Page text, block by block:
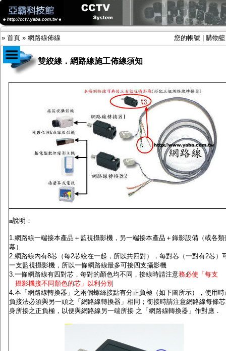
» 首頁 » 網路線佈線 您的帳號 購物籃
商品目錄
IP網路攝影機及錄放影機
AHD DVR數位錄放影機
AHD半球型(適用屋內)
AHD中小型紅外線攝影機(適用騎樓、室內外)
AHD防護罩型攝影機(適用屋外，紅外線照射
距離遠）
AHD特殊功能型攝影機
旋轉型攝影機.旋轉台
傳統高解析攝影機
多路攝影機單軸傳輸
網路設備
視訊轉換設備
雙絞線傳輸器
雜訊改善器
分配放大器
網路線用水晶頭
網路線
懶人線.同軸線.花線
集線盒.防水盒.配線盒
雙絞線．網路線施工佈線須知
n說明：
1.網路線一端接本產品＋監視攝影機，另一端接本產品＋錄影設備（或各類
幕）
2.網路線內有8芯（每2芯絞在一起，所以共四對），每對芯（一對有2芯）
一支監視攝影機，所以一條網路線最多可接四支攝影機
3.一條網路線有四對芯，每對的顏色均不同，接線時請注意務必使「每支
攝影機接不同顏色的芯」以利分別
4.本「網路線轉換器」之兩個螺絲接點有分正負極 （如下圖所示），使用時
負接法必須與另一頭之「網路線轉換器」相同；銜接時請注意網路線每條
身所接之正負極，以便與網路線另一端所接 之「網路線轉換器」作對應．